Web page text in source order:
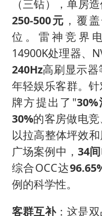
（三钻），单房
250-500元 ，覆
位。雷神竞界
14900K处理器、
240Hz高刷显示
年轻娱乐客群。
牌方提出了"
30%的客房做电竞
以拉高整体坪效
广场案例中，34间
综合OCC达
例的科学性。
客群互补：这是